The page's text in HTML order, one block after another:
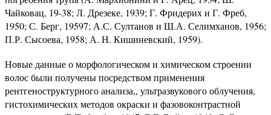
Чайковац, 19-38; Л. Дрезеке, 1939; Г. Фридерих и Г. Фреб,
1950; С. Берг, 19597; А.С. Султанов и Ш.А. Селимханов, 1956;
П.Р. Сысоева, 1958; А. Н. Кишиневский, 1959).
Новые данные о морфологическом и химическом строении
волос были получены посредством применения
рентгеноструктурного анализа,, ультразвукового облучения,
гистохимических методов окраски и фазовоконтрастной